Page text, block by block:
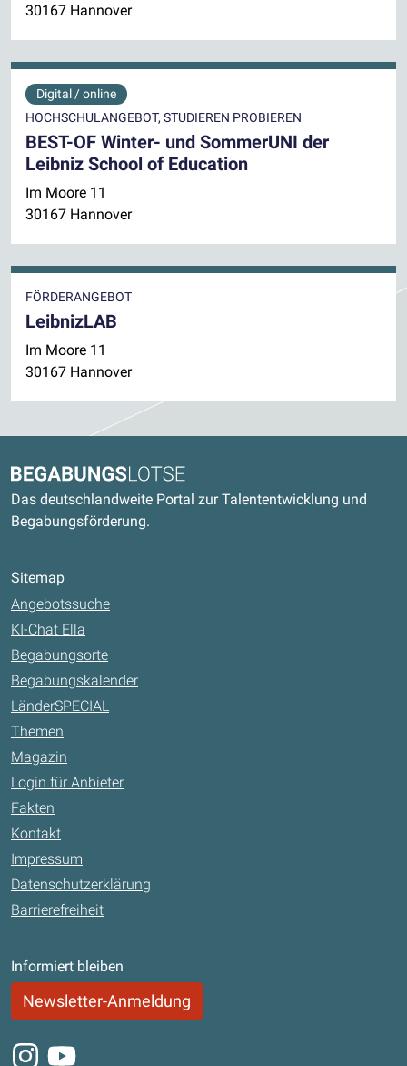
30167 Hannover
Digital / online
HOCHSCHULANGEBOT, STUDIEREN PROBIEREN
BEST-OF Winter- und SommerUNI der
Leibniz School of Education
Im Moore 11
30167 Hannover
FÖRDERANGEBOT
LeibnizLAB
Im Moore 11
30167 Hannover
Begabungslotse
Das deutschlandweite Portal zur Talententwicklung und
Begabungsförderung.
Sitemap
Angebotssuche
KI-Chat Ella
Begabungsorte
Begabungskalender
LänderSPECIAL
Themen
Magazin
Login für Anbieter
Fakten
Kontakt
Impressum
Datenschutzerklärung
Barrierefreiheit
Informiert bleiben
Newsletter-Anmeldung
Instagram
Youtube